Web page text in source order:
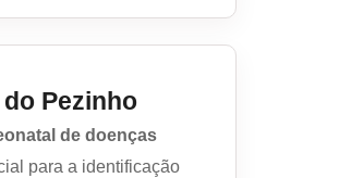
Pezinho
de doenças
para a identificação